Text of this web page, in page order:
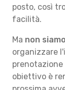
posto, così
facilità.
Ma non
organizzare
obiettivo è